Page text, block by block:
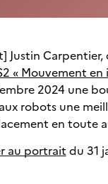
Justin
« Mouvement
2024 une
robots une
en toute
au portrait du 31